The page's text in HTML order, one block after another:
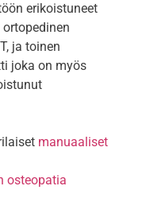
erikoistuneet
ja toinen
joka on myös
manuaaliset
osteopatia